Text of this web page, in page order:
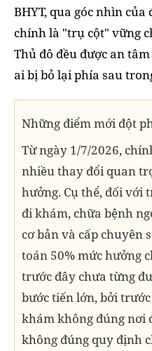
BHYT, qua góc nhìn của
chính là "trụ cột" vững
Thủ đô đều được an
ai bị bỏ lại phía sau
Những điểm mới đột
Từ ngày 1/7/2026,
nhiều thay đổi quan
hưởng. Cụ thể, đối với
đi khám, chữa bệnh
cơ bản và cấp chuyên
toán 50% mức hưởng
trước đây chưa từng
bước tiến lớn, bởi
khám không đúng nơi
không đúng quy định